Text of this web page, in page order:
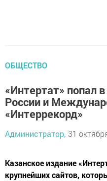
ОБЩЕСТВО
«Интертат» попал
России и
«Интеррекорд»
Администратор, 31
Казанское издание
крупнейших сайтов,